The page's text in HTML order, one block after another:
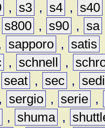
, s3 , s4 , s40
s800 , s90 , sa
sapporo , satis
, schnell ,
seat , sec ,
, sergio , serie ,
, shuma ,